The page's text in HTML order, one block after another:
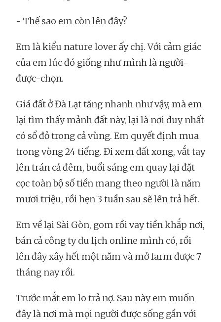
- Thế sao em còn lên đây?
Em là kiểu nature lover ấy chị. Với cảm giác
của em lúc đó giống như mình là người-
được-chọn.
Giá đất ở Đà Lạt tăng nhanh như vậy, mà em
lại tìm thấy mảnh đất này, lại là nơi duy nhất
có sổ đỏ trong cả vùng. Em quyết định mua
trong vòng 24 tiếng. Đi xem đất xong, vắt tay
lên trán cả đêm, buổi sáng em quay lại đặt
cọc toàn bộ số tiền mang theo người là năm
mươi triệu, rồi hẹn 3 tuần sau sẽ lên trả hết.
Em về lại Sài Gòn, gom rồi vay tiền khắp nơi,
bán cả công ty du lịch online mình có, rồi
lên đây xây hết một năm và mở farm được 7
tháng nay rồi.
Trước mắt em lo trả nợ. Sau này em muốn
đây là nơi mà mọi người được sống gần với